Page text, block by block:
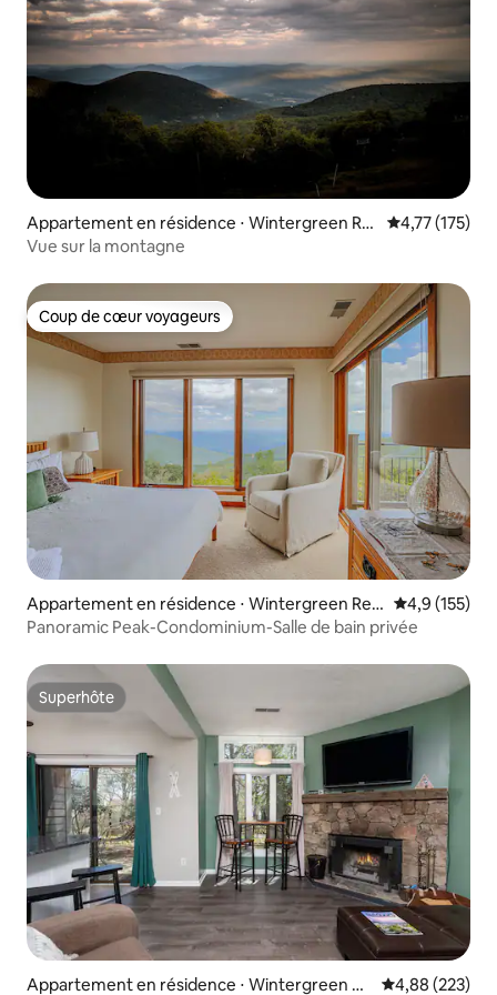
Appartement en résidence ⋅ Wintergreen Re
sort
Évaluation
4,77 (175)
Vue sur la montagne
Coup de cœur voyageurs
Coup de cœur voyageurs
Appartement en résidence ⋅ Wintergreen Res
ort
Évaluation
4,9 (155)
Panoramic Peak-Condominium-Salle de bain privée
Superhôte
Superhôte
Appartement en résidence ⋅ Wintergreen Re
Évaluation
4,88 (223)